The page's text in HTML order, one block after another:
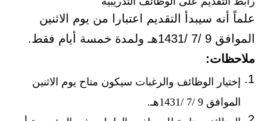
علماً أنه سيبدأ التقديم اعتبارا من يوم الاثنين
الموافق 9 /7 /1431هـ ولمدة خمسة أيام فقط.
ملاحظات:
إختيار الوظائف والرغبات سيكون متاح يوم الاثنين
الموافق 9 /7 /1431هـ.